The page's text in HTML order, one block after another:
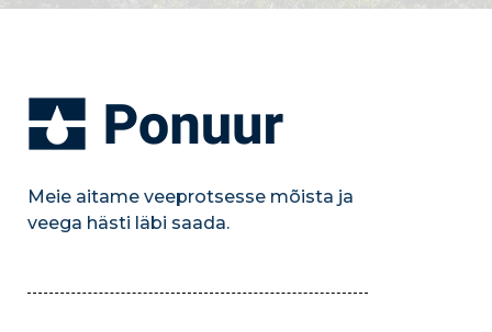
Meie aitame veeprotsesse mõista ja
veega hästi läbi saada.